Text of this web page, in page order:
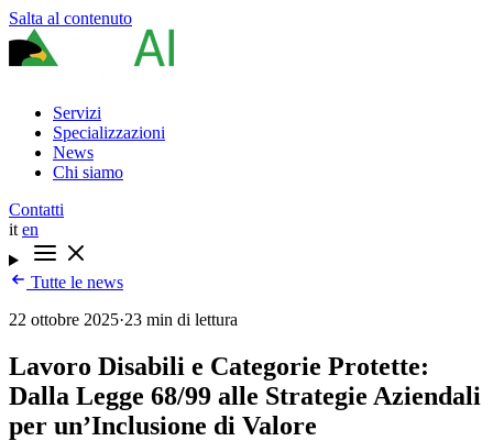
Salta al contenuto
Servizi
Specializzazioni
News
Chi siamo
Contatti
it en
Tutte le news
22 ottobre 2025·23 min di lettura
Lavoro Disabili e Categorie Protette:
Dalla Legge 68/99 alle Strategie Aziendali
per un’Inclusione di Valore